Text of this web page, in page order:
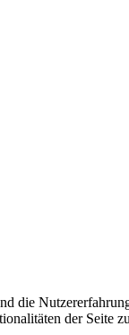
die
der Seite